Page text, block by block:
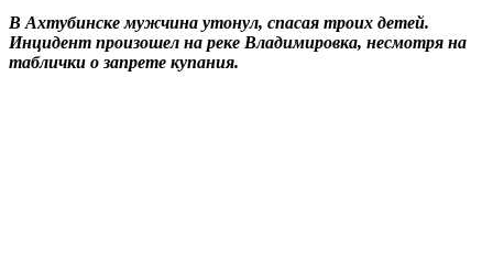
В Ахтубинске мужчина утонул, спасая троих детей.
Инцидент произошел на реке Владимировка, несмотря на
таблички о запрете купания.